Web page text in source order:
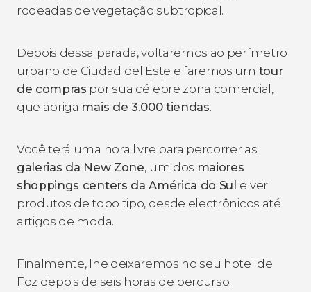
rodeadas de vegetação subtropical.
Depois dessa parada, voltaremos ao perímetro
urbano de Ciudad del Este e faremos um tour
de compras por sua célebre zona comercial,
que abriga mais de 3.000 tiendas.
Você terá uma hora livre para percorrer as
galerias da New Zone, um dos maiores
shoppings centers da América do Sul e ver
produtos de topo tipo, desde electrônicos até
artigos de moda.
Finalmente, lhe deixaremos no seu hotel de
Foz depois de seis horas de percurso.